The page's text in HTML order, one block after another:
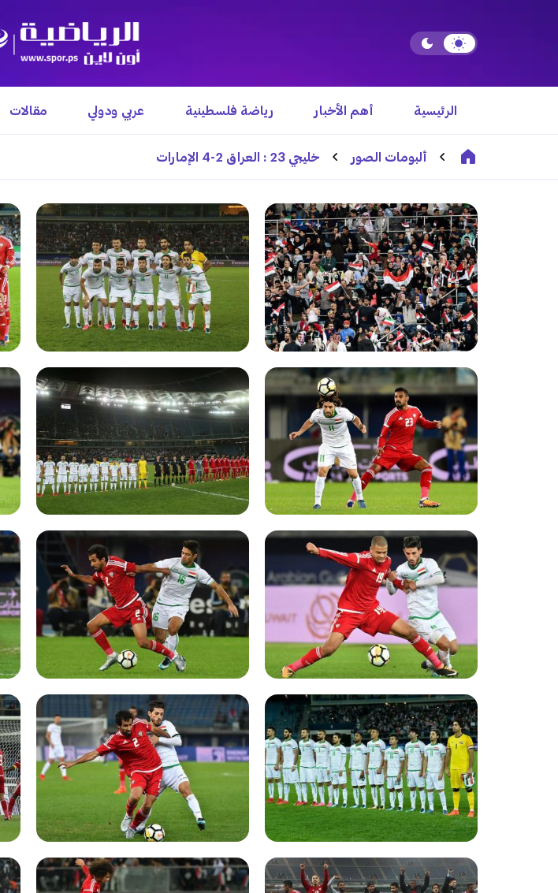
الرئيسية أهم الأخبار رياضة فلسطينية عربي ودولي مقالات
ألبومات الصور خليجي 23 : العراق 2-4 الإمارات